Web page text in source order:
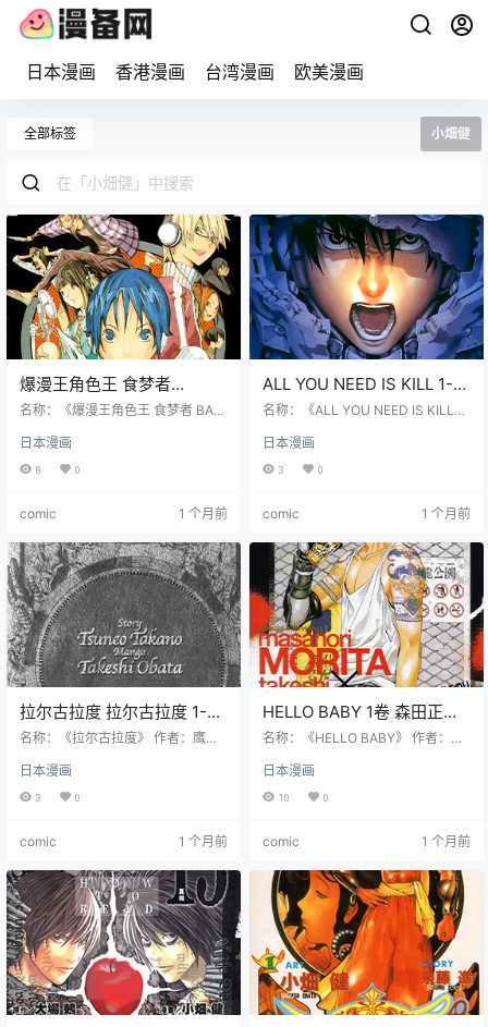
日本漫画 香港漫画 台湾漫画 欧美漫画
全部标签 小畑健
爆漫王角色王 食梦者
BAKUMAN 漫画角色设定集
网盘下载
名称：《爆漫王角色王 食梦者 BAK
场鸫 小畑健 格式：JPG 大小：131
MB 语言：中文（时代） 状态：已
县，擅长绘画的中学生真城最高因
梦想。学霸同学高木秋人看中他的
绘画天赋，邀约搭档一起成为漫画
家。为兑现和暗恋女孩亚豆美保的
约定 —— 两人的漫画动画化…
日本漫画
8 0
comic 1 个月前
ALL YOU NEED IS KILL 1-2
卷 樱坂洋 小畑健 漫画百度
名称：《ALL YOU NEED IS KILL》
NG 大小：352 MB 语言：中文（青
文） 状态：已完结 分辨率：跨页40
上战场便在与拟态外星生物的战斗
次战死都会回到开战前一天。他不
断在残酷战场上反复送死、积累战
斗经验，从怯懦新兵蜕变为强悍战
士，结识了被称…
日本漫画
3 0
comic 1 个月前
拉尔古拉度 拉尔古拉度 1-4
卷 鹰野常雄 小畑健 漫画百
名称：《拉尔古拉度》 作者：鹰野
MB 语言：中文（文传） 状态：已
完结 分辨率：跨页2118X1600像素
左右 剧情简介 人类世界遭到寄生在
濒临灭亡。少年拉尔出生时寄宿着
狂暴，自幼被囚禁在城堡地牢十五
年，唯有女教师米奥一直陪伴教导
他。当魔物大举入侵王国，拉尔终
于被释放，与共生的青龙携手踏上
冒…
日本漫画
3 0
comic 1 个月前
HELLO BABY 1卷 森田正则
小畑健 漫画百度网盘下载
名称：《HELLO BABY》 作者：森
43 MB 语言：中文（汉化组） 状
态：已完结 分辨率：单页900X131
4像素左右 剧情简介 渴望在黑道立
组长的任务，想以此证明自身价
绫约定事成后相伴余生。刺杀计划
失败，欣也带着弟弟拓造、女友绫
仓皇逃亡，逃亡途中暗藏意想不到
的羁绊与秘密。 主要角色 欣也：
主…
日本漫画
10 0
comic 1 个月前